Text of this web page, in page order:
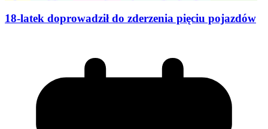
18-latek doprowadził do zderzenia pięciu pojazdów